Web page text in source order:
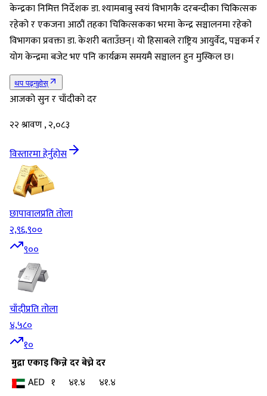
केन्द्रका निमित्त निर्देशक डा. श्यामबाबु स्वयं विभागकै दरबन्दीका चिकित्सक
रहेको र एकजना आठौं तहका चिकित्सकका भरमा केन्द्र सञ्चालनमा रहेको
विभागका प्रवक्ता डा. केशरी बताउँछन्। यो हिसाबले राष्ट्रिय आयुर्वेद, पञ्चकर्म र
योग केन्द्रमा बजेट भए पनि कार्यक्रम समयमै सञ्चालन हुन मुस्किल छ।
थप पढ्नुहोस्
आजको सुन र चाँदीको दर
२२ श्रावण , २,०८३
विस्तारमा हेर्नुहोस
छापावालप्रति तोला
२,९६,९००
९००
चाँदीप्रति तोला
४,५८०
१०
मुद्राएकाइकिन्ने दरबेच्ने दर
AED १ ४१.४
४१.४